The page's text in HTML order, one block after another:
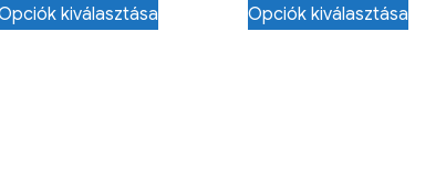
kiválasztása Opciók kiválasztása